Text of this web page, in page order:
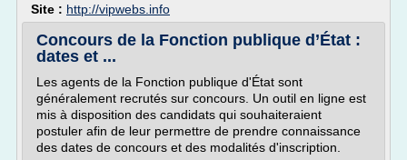
Site : http://vipwebs.info
Concours de la Fonction publique d’État :
dates et ...
Les agents de la Fonction publique d'État sont
généralement recrutés sur concours. Un outil en ligne est
mis à disposition des candidats qui souhaiteraient
postuler afin de leur permettre de prendre connaissance
des dates de concours et des modalités d'inscription.